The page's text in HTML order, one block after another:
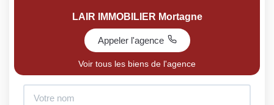
LAIR IMMOBILIER Mortagne
Appeler l'agence
Voir tous les biens de l'agence